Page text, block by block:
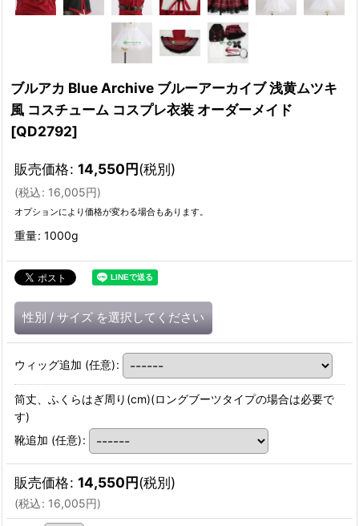
ブルアカ Blue Archive ブルーアーカイブ 浅黄ムツキ
風 コスチューム コスプレ衣装 オーダーメイド
[QD2792]
販売価格: 14,550円(税別)
(税込: 16,005円)
オプションにより価格が変わる場合もあります。
重量: 1000g
性別 / サイズ を選択してください
ウィッグ追加 (任意):
筒丈、ふくらはぎ周り(cm)(ロングブーツタイプの場合は必要で
す)
靴追加 (任意):
販売価格: 14,550円(税別)
(税込: 16,005円)